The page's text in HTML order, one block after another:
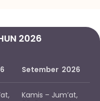
2026
Setember 2026
Kamis – Jum’at,